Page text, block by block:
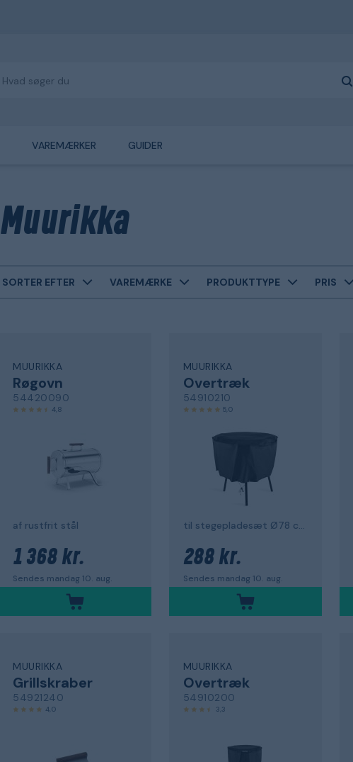
VAREMÆRKER GUIDER
Muurikka
SORTER EFTER VAREMÆRKE PRODUKTTYPE PRIS
MUURIKKA
Røgovn
54420090
4,8
af rustfrit stål
1 368 kr.
Sendes mandag 10. aug.
MUURIKKA
Overtræk
54910210
5,0
til stegepladesæt Ø78 cm
288 kr.
Sendes mandag 10. aug.
MUURIKKA
Grillskraber
54921240
4,0
MUURIKKA
Overtræk
54910200
3,3